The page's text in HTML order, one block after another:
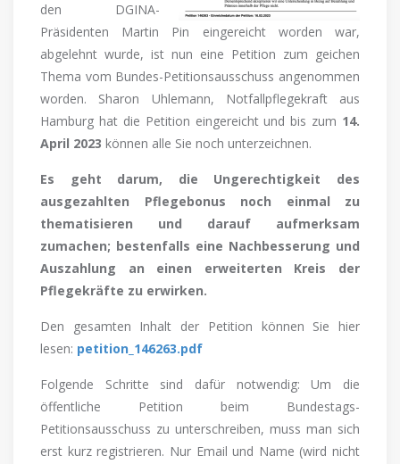
den DGINA-
Präsidenten Martin Pin eingereicht worden war,
abgelehnt wurde, ist nun eine Petition zum geichen
Thema vom Bundes-Petitionsausschuss angenommen
worden. Sharon Uhlemann, Notfallpflegekraft aus
Hamburg hat die Petition eingereicht und bis zum 14.
April 2023 können alle Sie noch unterzeichnen.
Es geht darum, die Ungerechtigkeit des
ausgezahlten Pflegebonus noch einmal zu
thematisieren und darauf aufmerksam
zumachen; bestenfalls eine Nachbesserung und
Auszahlung an einen erweiterten Kreis der
Pflegekräfte zu erwirken.
Den gesamten Inhalt der Petition können Sie hier
lesen: petition_146263.pdf
Folgende Schritte sind dafür notwendig: Um die
öffentliche Petition beim Bundestags-
Petitionsausschuss zu unterschreiben, muss man sich
erst kurz registrieren. Nur Email und Name (wird nicht